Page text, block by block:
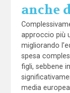
anche
approccio più
migliorando
spesa
figli, sebbene
media